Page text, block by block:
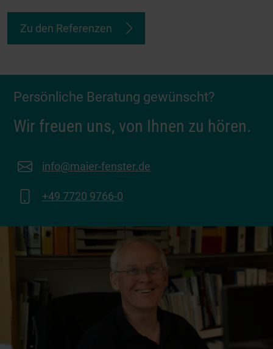
Zu den Referenzen
Persönliche Beratung gewünscht?
Wir freuen uns, von Ihnen zu hören.
info@maier-fenster.de
+49 7720 9766-0